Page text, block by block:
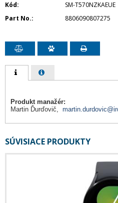
Kód
SM-T570NZKAEUE
Part No.
8806090807275
Produkt manažér:
Martin Ďurďovič,
SÚVISIACE PRODUKTY